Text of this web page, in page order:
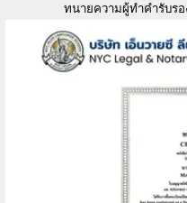
ทนายความผู้ทำคำรับรอ